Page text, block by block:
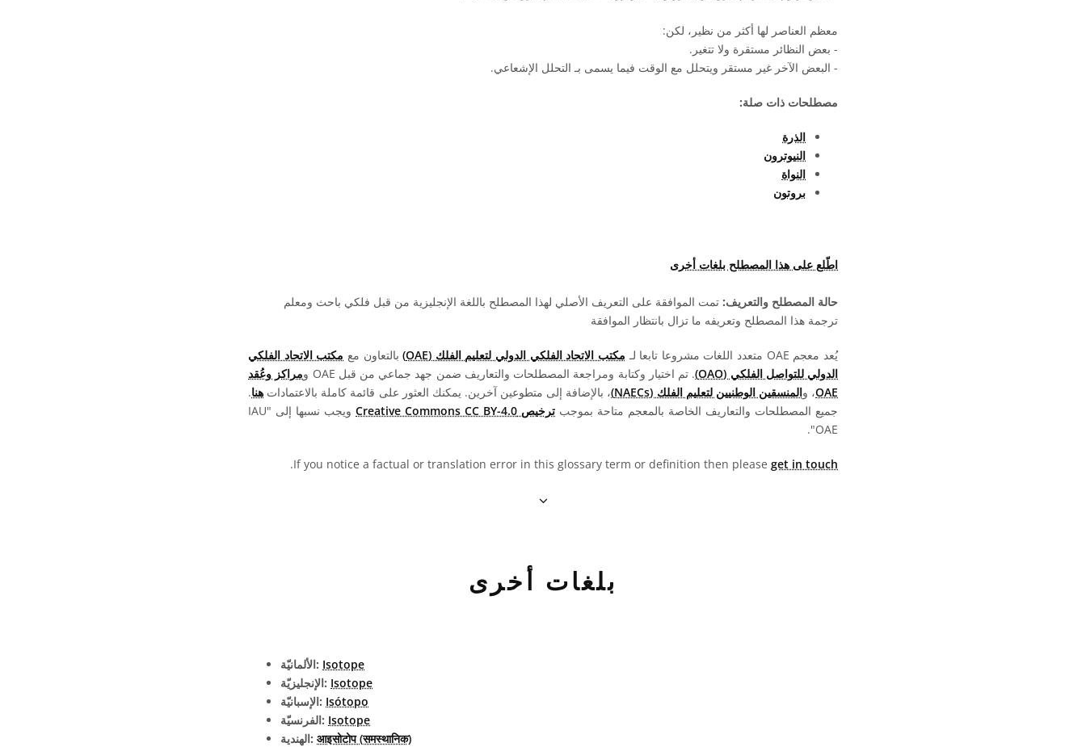
معظم العناصر لها أكثر من نظير، لكن:
- بعض النظائر مستقرة ولا تتغير.
- البعض الآخر غير مستقر ويتحلل مع الوقت فيما يسمى بـ التحلل الإشعاعي.
مصطلحات ذات صلة:
الذرة
النيوترون
النواة
بروتون
اطّلع على هذا المصطلح بلغات أخرى
حالة المصطلح والتعريف: تمت الموافقة على التعريف الأصلي لهذا المصطلح باللغة الإنجليزية من قبل فلكي باحث ومعلم
ترجمة هذا المصطلح وتعريفه ما تزال بانتظار الموافقة
يُعد معجم OAE متعدد اللغات مشروعا تابعا لـ مكتب الاتحاد الفلكي الدولي لتعليم الفلك (OAE) بالتعاون مع مكتب الاتحاد الفلكي
الدولي للتواصل الفلكي (OAO)
. تم اختيار وكتابة ومراجعة المصطلحات والتعاريف ضمن جهد جماعي من قبل OAE و
مراكز وعُقد
OAE، والمنسقين الوطنيين لتعليم الفلك (NAECs) ، بالإضافة إلى متطوعين آخرين. يمكنك العثور على قائمة كاملة بالاعتمادات هنا.
جميع المصطلحات والتعاريف الخاصة بالمعجم متاحة بموجب ترخيص Creative Commons CC BY-4.0
ويجب نسبها إلى "IAU
OAE".
If you notice a factual or translation error in this glossary term or definition then please get in touch
.
بلغات أخرى
الألمانيّة: Isotope
الإنجليزيّة: Isotope
الإسبانيّة: Isótopo
الفرنسيّة: Isotope
الهندية: आइसोटोप (समस्थानिक)